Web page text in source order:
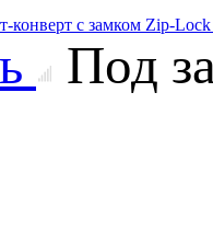
конверт с замком Zip-
Под